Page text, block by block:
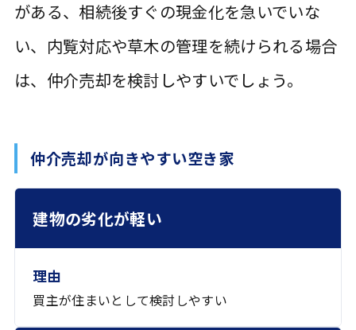
がある、相続後すぐの現金化を急いでいな
い、内覧対応や草木の管理を続けられる場合
は、仲介売却を検討しやすいでしょう。
仲介売却が向きやすい空き家
条件 理由
建物の劣化が軽い
買主が住まいとして検討しやすい